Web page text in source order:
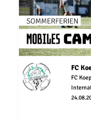
FC
FC